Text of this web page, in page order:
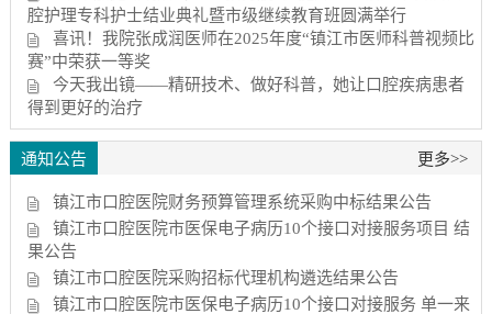
腔护理专科护士结业典礼暨市级继续教育班圆满举行
喜讯！我院张成润医师在2025年度“镇江市医师科普视频比
赛”中荣获一等奖
今天我出镜——精研技术、做好科普，她让口腔疾病患者
得到更好的治疗
通知公告 更多>>
镇江市口腔医院财务预算管理系统采购中标结果公告
镇江市口腔医院市医保电子病历10个接口对接服务项目 结
果公告
镇江市口腔医院采购招标代理机构遴选结果公告
镇江市口腔医院市医保电子病历10个接口对接服务 单一来